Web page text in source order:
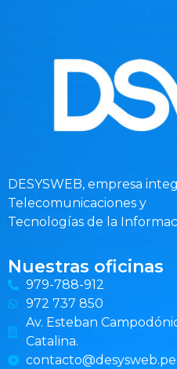
DESYSWEB, empresa
Telecomunicaciones y
Tecnologías de la
Nuestras oficinas
979-788-912
972 737 850
Av. Esteban
Catalina.
contacto@desysweb.pe